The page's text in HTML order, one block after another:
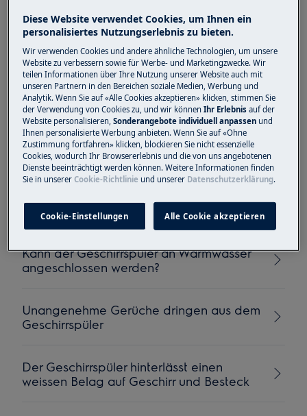
Sternsymbol Machine Care
(Maschinenreinigung) leuchtet am Display
des Geschirrspülers auf
Der Geschirrspüler zeigt die
Fehlermeldung i20, .20, C2, 2 x piepsen
oder 2 x blinken
Der Geschirrspüler zeigt die
oder 3 x blinken an
Kann der Geschirrspüler an Warmwasser
angeschlossen werden?
Unangenehme Gerüche dringen aus dem
Geschirrspüler
Der Geschirrspüler hinterlässt einen
weissen Belag auf Geschirr und Besteck
Diese Website verwendet Cookies, um Ihnen ein
personalisiertes Nutzungserlebnis zu bieten.
Wir verwenden Cookies und andere ähnliche Technologien, um unsere
Website zu verbessern sowie für Werbe- und Marketingzwecke. Wir
teilen Informationen über Ihre Nutzung unserer Website auch mit
unseren Partnern in den Bereichen soziale Medien, Werbung und
Analytik. Wenn Sie auf «Alle Cookies akzeptieren» klicken, stimmen Sie
der Verwendung von Cookies zu, und wir könnenIhr Erlebnisauf der
Website personalisieren,Sonderangebote individuell anpassen und
Ihnen personalisierte Werbung anbieten. Wenn Sie auf «Ohne
Zustimmung fortfahren» klicken, blockieren Sie nicht essenzielle
Cookies, wodurch Ihr Browsererlebnis und die von uns angebotenen
Dienste beeinträchtigt werden können. Weitere Informationen finden
Sie in unsererCookie-Richtlinie und unserer Datenschutzerklärung.
Cookie-Einstellungen Alle Cookie akzeptieren